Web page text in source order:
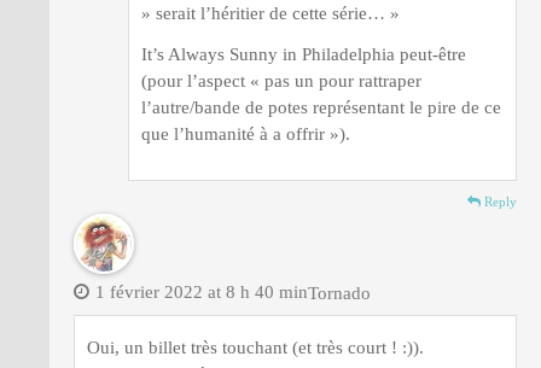
» serait l’héritier de cette série… »
It’s Always Sunny in Philadelphia peut-être
(pour l’aspect « pas un pour rattraper
l’autre/bande de potes représentant le pire de ce
que l’humanité à a offrir »).
Reply
Tornado
1 février 2022 at 8 h 40 min
Oui, un billet très touchant (et très court ! :)).